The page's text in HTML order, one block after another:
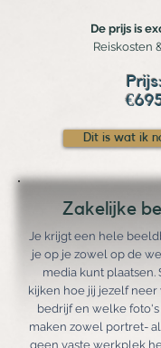
De prijs is
Reiskosten
Prijs:
Dit is wat ik
Zakelijke
Je krijgt een hele
je op je zowel op de
media kunt plaatsen.
kijken hoe jij jezelf
bedrijf en welke foto's
maken zowel portret-
geen vaste werkplek